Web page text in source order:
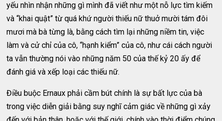
yếu nhìn nhận những gì mình đã viết như một nỗ lực tìm kiếm
và “khai quật” từ quá khứ người thiếu nữ thuở mười tám đôi
mươi mà bà từng là, bằng cách tìm lại những niềm tin, việc
làm và cử chỉ của cô, “hạnh kiểm” của cô, như cái cách người
ta vẫn thường nói vào những năm 50 của thế kỷ 20 ấy để
đánh giá và xếp loại các thiếu nữ.
Điều buộc Ernaux phải cầm bút chính là sự bất lực của bà
trong việc diễn giải bằng suy nghĩ cảm giác về những gì xảy